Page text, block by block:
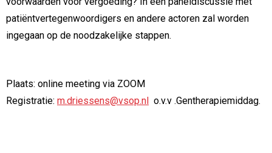
patiëntvertegenwoordigers en andere actoren zal worden
ingegaan op de noodzakelijke stappen.
Plaats: online meeting via ZOOM
Registratie: m.driessens@vsop.nl o.v.v .Gentherapiemiddag.